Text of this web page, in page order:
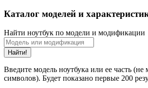
Каталог моделей и
Найти ноутбук по модели и модификации
Найти!
Введите модель ноутбука или ее часть (не
символов). Будет показано первые 200